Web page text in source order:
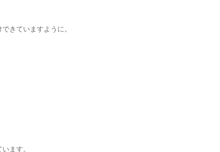
きていますように。
ます。